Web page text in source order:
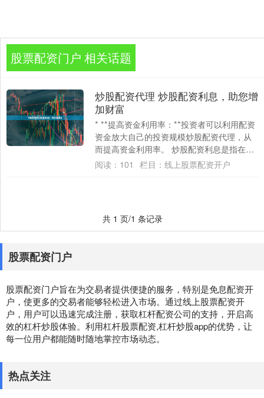
股票配资门户 相关话题
炒股配资代理 炒股配资利息，助您增
加财富
* **提高资金利用率：**投资者可以利用配资
资金放大自己的投资规模炒股配资代理，从
而提高资金利用率。 炒股配资利息是指在炒
股过程中，借用配资公司的资金进行交易....
阅读： 101 栏目： 线上股票配资开户
共 1 页/1 条记录
股票配资门户
股票配资门户旨在为交易者提供便捷的服务，特别是免息配资开
户，使更多的交易者能够轻松进入市场。通过线上股票配资开
户，用户可以迅速完成注册，获取杠杆配资公司的支持，开启高
效的杠杆炒股体验。利用杠杆股票配资,杠杆炒股app的优势，让
每一位用户都能随时随地掌控市场动态。
热点关注